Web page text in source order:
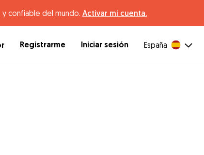
confiable del mundo. Activar mi cuenta.
Registrarme Iniciar sesión España